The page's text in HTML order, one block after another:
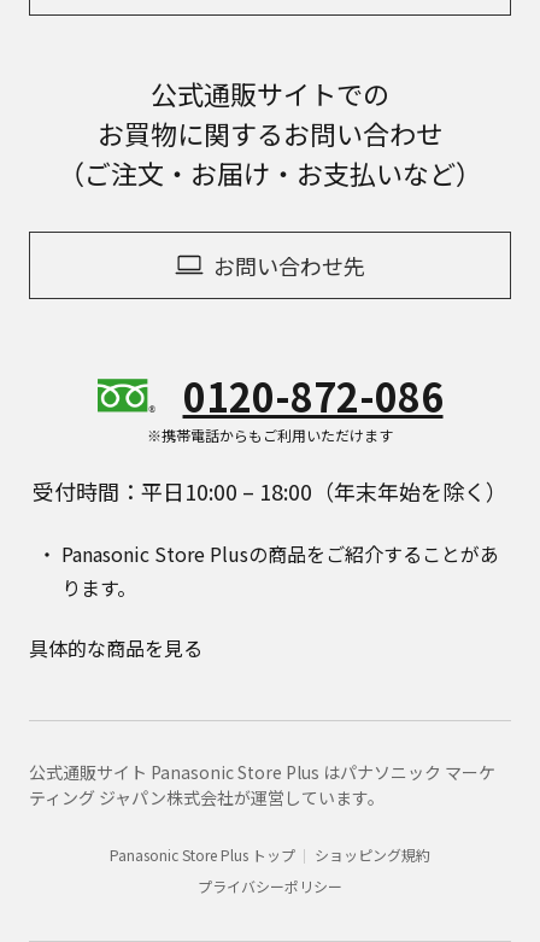
公式通販サイトでの
お買物に関するお問い合わせ
（ご注文・お届け・お支払いなど）
お問い合わせ先
0120-872-086
※携帯電話からもご利用いただけます
受付時間：平日10:00 – 18:00（年末年始を除く）
Panasonic Store Plusの商品をご紹介することがあ
ります。
具体的な商品を見る
公式通販サイト Panasonic Store Plus はパナソニック マーケ
ティング ジャパン株式会社が運営しています。
Panasonic Store Plus トップ
ショッピング規約
プライバシーポリシー